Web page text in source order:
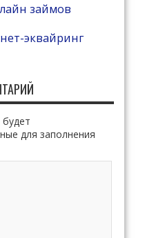
займов
эквайринг
для заполнения